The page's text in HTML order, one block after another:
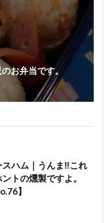
お弁当です。
スハム｜うんま‼これ
トの燻製ですよ。
】